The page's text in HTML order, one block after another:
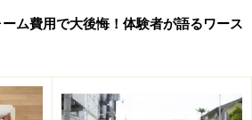
ーム費用で大後悔！体験者が語るワース